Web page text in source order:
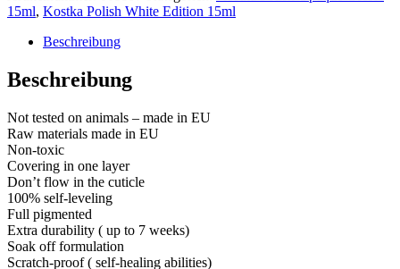
Color
Olive
15ml
Menge
15ml, Kostka Polish White Edition 15ml
Beschreibung
Beschreibung
Not tested on animals – made in EU
Raw materials made in EU
Non-toxic
Covering in one layer
Don’t flow in the cuticle
100% self-leveling
Full pigmented
Extra durability ( up to 7 weeks)
Soak off formulation
Scratch-proof ( self-healing abilities)